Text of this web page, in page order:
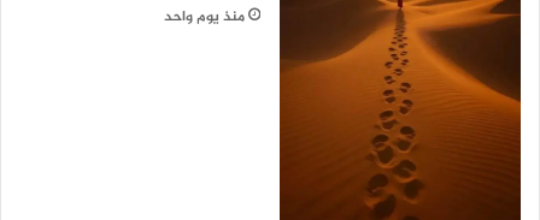
ن
ة
ل
منذ يوم واحد